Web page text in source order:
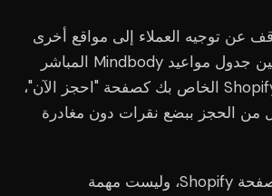
عن توجيه العملاء إلى مواقع أخرى
للحجز. يمكنك تضمين جدول مواعيد Mindbody المباشر
مباشرةً في متجر Shopify الخاص بك كصفحة "احجز الآن"،
من الحجز ببضع نقرات دون مغادرة
هذه مهمة خاصة بصفحة Shopify، وليست مهمة